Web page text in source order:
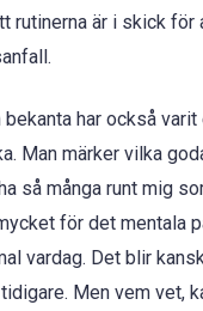
rutinerna är i skick för
bekanta har också
Man märker vilka
så många runt mig
för det mentala
vardag. Det blir
Men vem vet,